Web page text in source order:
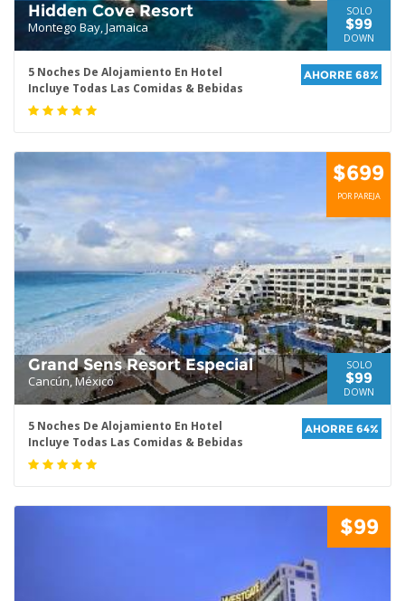
Hidden Cove Resort
Montego Bay, Jamaica
SOLO
$99
DOWN
5 Noches De Alojamiento En Hotel
Incluye Todas Las Comidas & Bebidas
AHORRE 68%
$699
POR PAREJA
Grand Sens Resort Especial
Cancún, México
SOLO
$99
DOWN
5 Noches De Alojamiento En Hotel
Incluye Todas Las Comidas & Bebidas
AHORRE 64%
$99